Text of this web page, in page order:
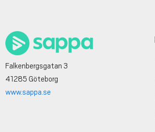
Falkenbergsgatan 3
41285 Göteborg
www.sappa.se